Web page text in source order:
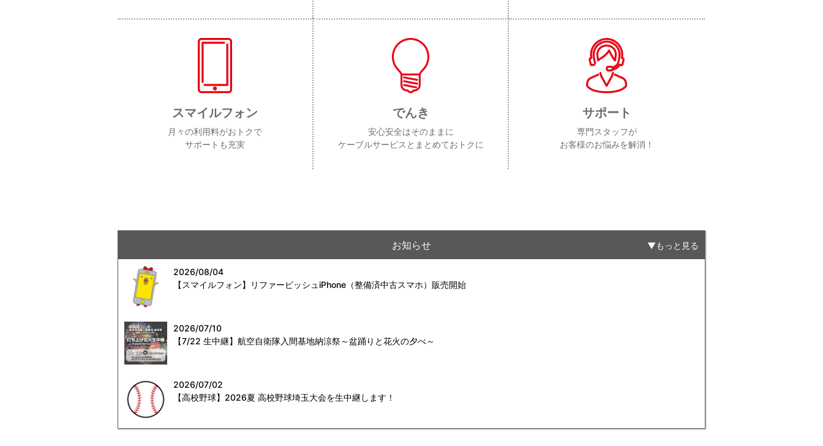
スマイルフォン
月々の利用料がおトクで
サポートも充実
でんき
安心安全はそのままに
ケーブルサービスとまとめておトクに
サポート
専門スタッフが
お客様のお悩みを解消！
お知らせ もっと見る
2026/08/04
【スマイルフォン】リファービッシュiPhone（整備済中古スマホ）販売開始
2026/07/10
【7/22 生中継】航空自衛隊入間基地納涼祭～盆踊りと花火の夕べ～
2026/07/02
【高校野球】2026夏 高校野球埼玉大会を生中継します！